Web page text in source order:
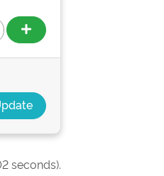
seconds).